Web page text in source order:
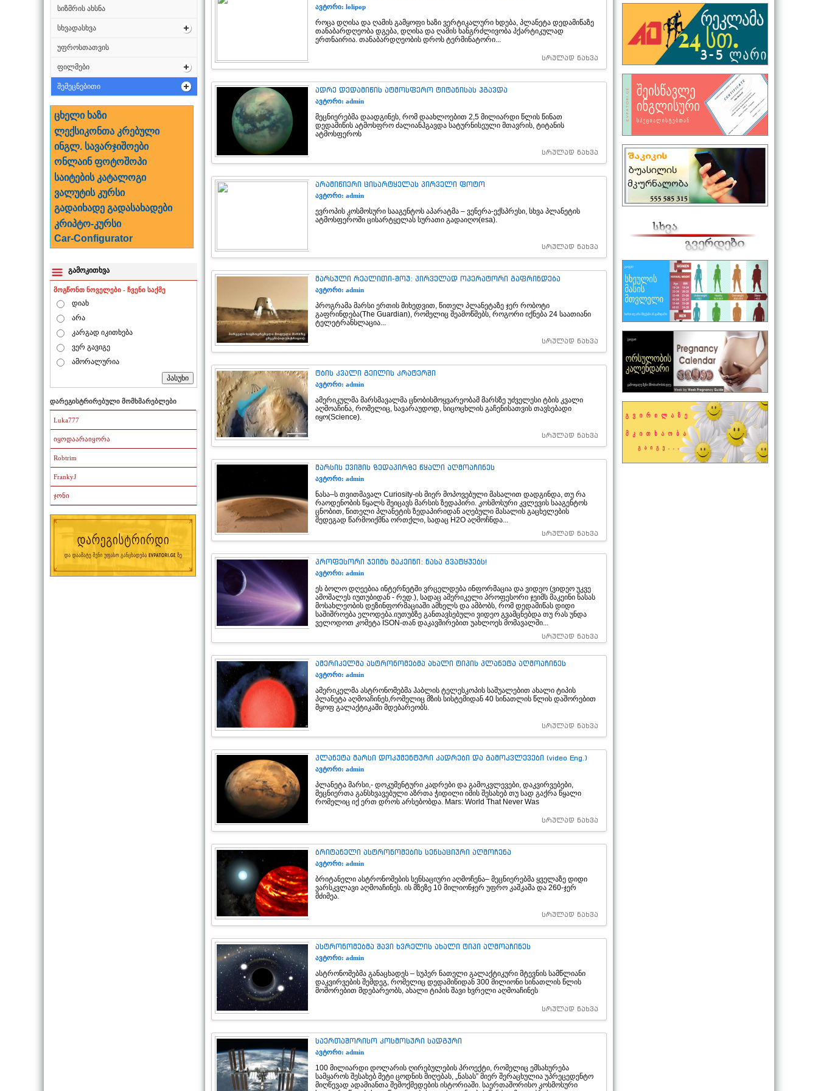
სიზმრის ახსნა
სხვადასხვა
უფროსთათვის
ფილმები
შემეცნებითი
ცხელი ხაზი
ლექსიკონთა კრებული
ინგლ. სავარჯიშოები
ონლაინ ფოტოშოპი
საიტების კატალოგი
ვალუტის კურსი
გადაიხადე გადასახადები
კრიპტო-კურსი
Car-Configurator
გამოკითხვა
მოგწონთ ნოველები - ჩვენი საქმე
დიახ
არა
კარგად იკითხება
ვერ გავიგე
ამორალურია
დარეგისტრირებული მომხმარებლები
Luka777
იყოდაარაიყორა
Robtrim
FrankyJ
ჯონი
ავტორი: lolipop
როცა დღისა და ღამის გამყოფი ხაზი ვერტიკალური ხდება, პლანეტა დედამიწაზე
თანაბარდღეობა დგება, დღისა და ღამის ხანგრძლივობა პქარტიკულად
ერთნაირია. თანაბარდღეობის დროს ტერმინატორი...
სრულად ნახვა
ადრე დედამიწის ატმოსფერო ტიტანისას ჰგავდა
ავტორი: admin
მეცნიერებმა დაადგინეს, რომ დაახლოებით 2,5 მილიარდი წლის წინათ
დედამიწის ატმოსფრო ძალიანჰგავდა სატურნისეული მთავრის, ტიტანის
ატმოსფეროს
სრულად ნახვა
არამიწიერი ცისარტყელას პირველი ფოტო
ავტორი: admin
ევროპის კოსმოსური სააგენტოს აპარატმა – ვენერა-ექსპრესი, სხვა პლანეტის
ატმოსფეროში ცისარტყელას სურათი გადაიღო(esa).
სრულად ნახვა
მარსული რეალითი-შოუ: პირველად ოპერატორი გაფრინდება
ავტორი: admin
პროგრამა მარსი ერთის მიხედვით, წითელ პლანეტაზე ჯერ რობოტი
გაფრინდება(The Guardian), რომელიც შეამოწმებს, როგორი იქნება 24 საათიანი
ტელეტრანსლაცია...
სრულად ნახვა
ტბის კვალი გეილის კრატერში
ავტორი: admin
ამერიკულმა მარსმავალმა ცნობისმოყვარეობამ მარსზე უძველესი ტბის კვალი
აღმოაჩინა, რომელიც, სავარაუდოდ, სიცოცხლის გაჩენისათვის თავსებადი
იყო(Science).
სრულად ნახვა
მარსის ქვიშის ზედაპირზე წყალი აღმოაჩინეს
ავტორი: admin
ნასა–ს თვითმავალ Curiosity-ის მიერ მოპოვებული მასალით დადგინდა, თუ რა
რაოდენობის წყალს შეიცავს მარსის ზედაპირი. კოსმოსური კვლევის სააგენტოს
ცნობით, წითელი პლანეტის ზედაპირიდან აღებული მასალის გაცხელების
შედეგად წარმოიქმნა ორთქლი, სადაც H2O აღმოჩნდა...
სრულად ნახვა
პროფესორი ჯეიმს მაკეინი: ნასა გვატყუებს!
ავტორი: admin
ეს ბოლო დღეებია ინტერნეტში ვრცელდება ინფორმაცია და ვიდეო (ვიდეო უკვე
ამოშალეს იუთუბიდან - რედ.), სადაც ამერიკელი პროფესორი ჯეიმს მაკეინი ნასას
მოსახლეობის დეზინფორმაციაში ამხელს და ამბობს, რომ დედამიწას დიდი
საშიშროება ელოდება.იუთუბზე განთავსებული ვიდეო გვამცნებდა თუ რას უნდა
ველოდოთ კომეტა ISON-თან დაკავშირებით უახლოეს მომავალში...
სრულად ნახვა
ამერიკელმა ასტრონომებმა ახალი ტიპის პლანეტა აღმოაჩინეს
ავტორი: admin
ამერიკელმა ასტრონომებმა ჰაბლის ტელესკოპის საშუალებით ახალი ტიპის
პლანეტა აღმოაჩინეს,რომელიც მზის სისტემიდან 40 სინათლის წლის დაშორებით
მყოფ გალაქტიკაში მდებარეობს.
სრულად ნახვა
პლანეტა მარსი დოკუმენტური კადრები და გამოკვლევები (video Eng.)
ავტორი: admin
პლანეტა მარსი,- დოკუმენტური კადრები და გამოკვლევები, დაკვირვებები,
მეცნიერთა განსხვავებული აზრთა ჭიდილი იმის შესახებ თუ სად გაქრა წყალი
რომელიც იქ ერთ დროს არსებობდა. Mars: World That Never Was
სრულად ნახვა
ბრიტანელი ასტრონომების სენსაციური აღმოჩენა
ავტორი: admin
ბრიტანელი ასტრონომების სენსაციური აღმოჩენა– მეცნიერებმა ყველაზე დიდი
ვარსკვლავი აღმოაჩინეს. ის მზეზე 10 მილიონჯერ უფრო კაშკაშა და 260-ჯერ
მძიმეა.
სრულად ნახვა
ასტრონომებმა შავი ხვრელის ახალი ტიპი აღმოაჩინეს
ავტორი: admin
ასტრონომებმა განაცხადეს – სუპერ ნათელი გალაქტიკური მტევნის სამწლიანი
დაკვირვების შემდეგ, რომელიც დედამიწიდან 300 მილიონი სინათლის წლის
მოშორებით მდებარეობს, ახალი ტიპის შავი ხვრელი აღმოაჩინეს
სრულად ნახვა
საერთაშორისო კოსმოსური სადგური
ავტორი: admin
100 მილიარდი დოლარის ღირებულების პროექტი, რომელიც ემსახურება
სამყაროს შესახებ მეტი ცოდნის მიღებას, „ნასას” მიერ შერაცხულია უპრეცედენტო
მიღწევად ადამიანთა შემოქმედების ისტორიაში. საერთაშორისო კოსმოსური